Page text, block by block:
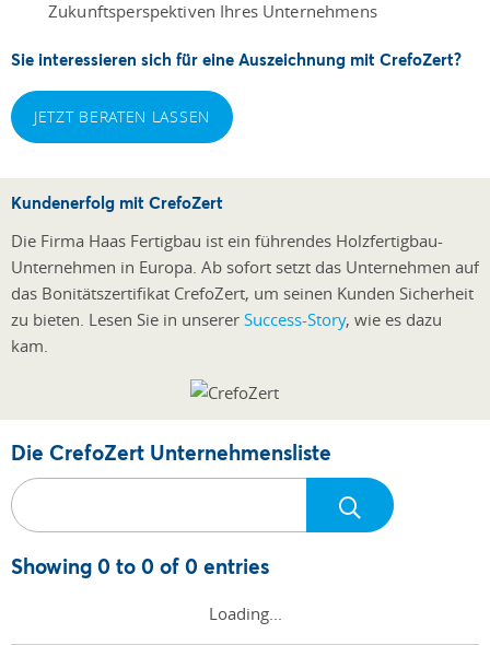
Zukunftsperspektiven Ihres Unternehmens
Sie interessieren sich für eine Auszeichnung mit CrefoZert?
JETZT BERATEN LASSEN
Kundenerfolg mit CrefoZert
Die Firma Haas Fertigbau ist ein führendes Holzfertigbau-
Unternehmen in Europa. Ab sofort setzt das Unternehmen auf
das Bonitätszertifikat CrefoZert, um seinen Kunden Sicherheit
zu bieten. Lesen Sie in unserer Success-Story, wie es dazu
kam.
Die CrefoZert Unternehmensliste
Showing 0 to 0 of 0 entries
Loading...